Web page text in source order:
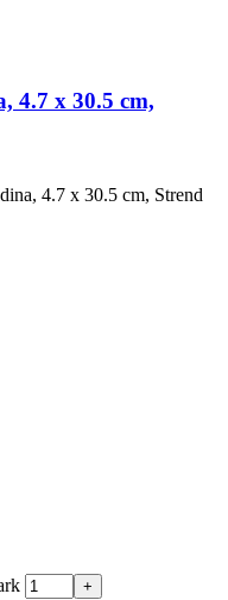
4.7 x 30.5 cm,
4.7 x 30.5 cm, Strend